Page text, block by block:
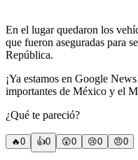
En el lugar quedaron los
que fueron aseguradas para
República.
¡Ya estamos en Google
importantes de México y el
¿Qué te pareció?
🔥0 👍0 😲0 😢0 😠0